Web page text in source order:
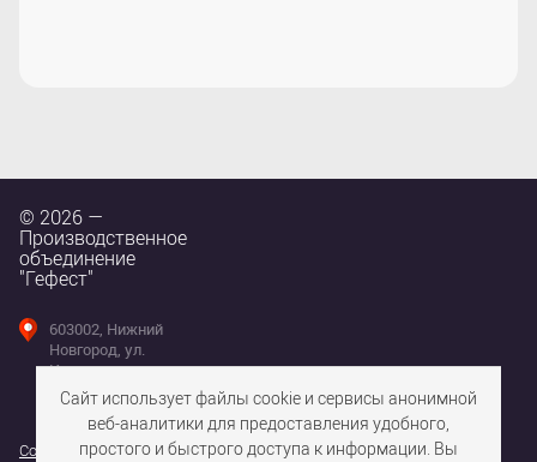
© 2026 —
Производственное
объединение
"Гефест"
603002, Нижний
Новгород, ул.
Интернациональная,
д. 100
Согласие на использование файлов cookie
Сайт использует файлы cookie и сервисы анонимной
веб-аналитики для предоставления удобного,
простого и быстрого доступа к информации. Вы